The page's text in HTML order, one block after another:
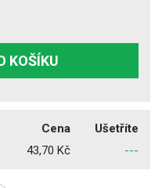
KOŠÍKU
Cena
Ušetříte
43,70 Kč ---